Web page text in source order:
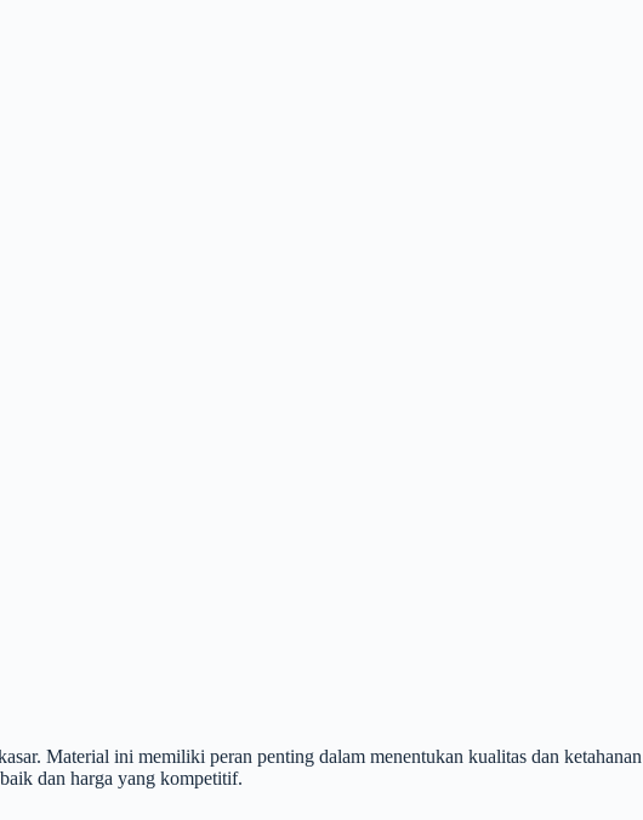
Material ini memiliki peran penting dalam menentukan kualitas dan ketahanan
dan harga yang kompetitif.